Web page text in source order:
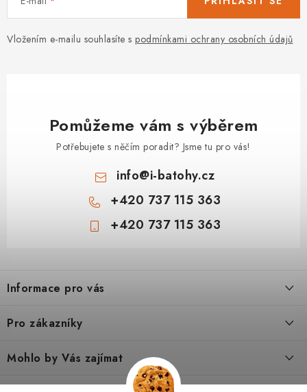
Vložením e-mailu souhlasíte s podmínkami ochrany osobních údajů
Pomůžeme vám s výběrem
Potřebujete s něčím poradit? Jsme tu pro vás!
info@i-batohy.cz
+420 737 115 363
+420 737 115 363
p
a
Informace pro vás
Doprava a platba
Pro zákazníky
Podmínky ochrany osobní údaje
Mohlo by Vás zajímat
Dárkové poukazy